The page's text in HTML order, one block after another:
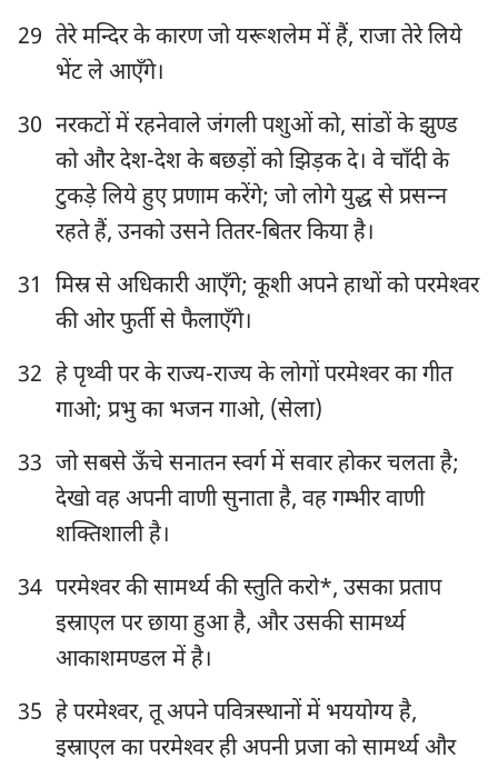
113
114 115 116 117 118
119
127
128 129 130 131 132
133
134
135 137 138 139
141
142 143 144 145 146
148
149 150
29 तेरे मन्दिर के कारण जो यरूशलेम में हैं, राजा तेरे लिये
भेंट ले आएँगे।
30 नरकटों में रहनेवाले जंगली पशुओं को, सांडों के झुण्ड
को और देश-देश के बछड़ों को झिड़क दे। वे चाँदी के
टुकड़े लिये हुए प्रणाम करेंगे; जो लोगे युद्ध से प्रसन्‍न
रहते हैं, उनको उसने तितर-बितर किया है।
31
मिस्र से अधिकारी आएँगे; कूशी अपने हाथों को परमेश्‍वर
की ओर फुर्ती से फैलाएँगे।
32 हे पृथ्वी पर के राज्य-राज्य के लोगों परमेश्‍वर का गीत
गाओ; प्रभु का भजन गाओ, (सेला)
33 जो सबसे ऊँचे सनातन स्वर्ग में सवार होकर चलता है;
देखो वह अपनी वाणी सुनाता है, वह गम्भीर वाणी
शक्तिशाली है।
34 परमेश्‍वर की सामर्थ्य की स्तुति करो*, उसका प्रताप
इस्राएल पर छाया हुआ है, और उसकी सामर्थ्य
आकाशमण्डल में है।
35 हे परमेश्‍वर, तू अपने पवित्रस्थानों में भययोग्य है,
इस्राएल का परमेश्‍वर ही अपनी प्रजा को सामर्थ्य और